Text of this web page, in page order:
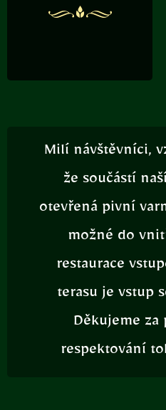
Milí návštěvníci,
že součástí
otevřená pivní
možné do
restaurace
terasu je vstup
Děkujeme za
respektování